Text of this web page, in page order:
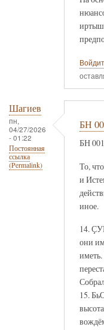
Шагиев
пн,
04/27/2026
- 01:22
Постоянная
ссылка
(Permalink)
БН
БН
То,
и
иное.
14.
они
15.